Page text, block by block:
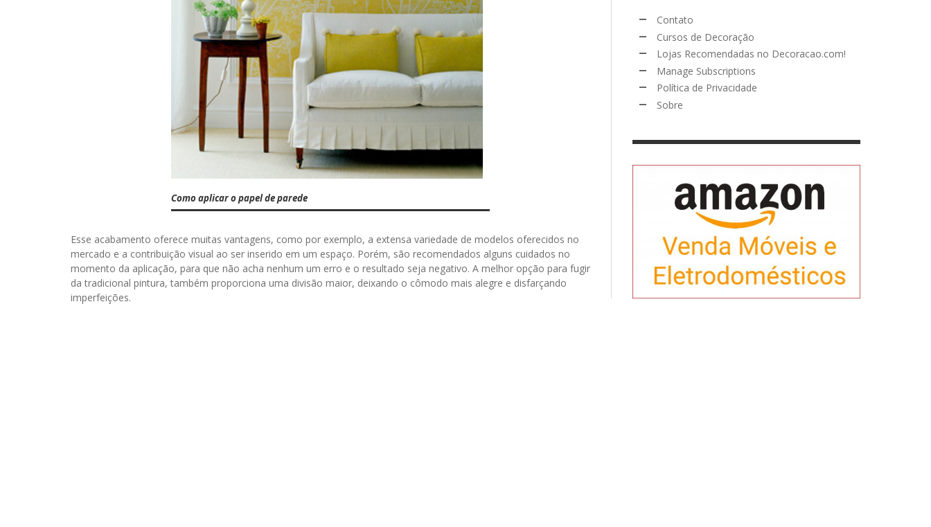
Como aplicar o papel de parede
Esse acabamento oferece muitas vantagens, como por exemplo, a extensa variedade de modelos oferecidos no
mercado e a contribuição visual ao ser inserido em um espaço. Porém, são recomendados alguns cuidados no
momento da aplicação, para que não acha nenhum um erro e o resultado seja negativo. A melhor opção para fugir
da tradicional pintura, também proporciona uma divisão maior, deixando o cômodo mais alegre e disfarçando
imperfeições.
Contato
Cursos de Decoração
Lojas Recomendadas no Decoracao.com!
Manage Subscriptions
Política de Privacidade
Sobre